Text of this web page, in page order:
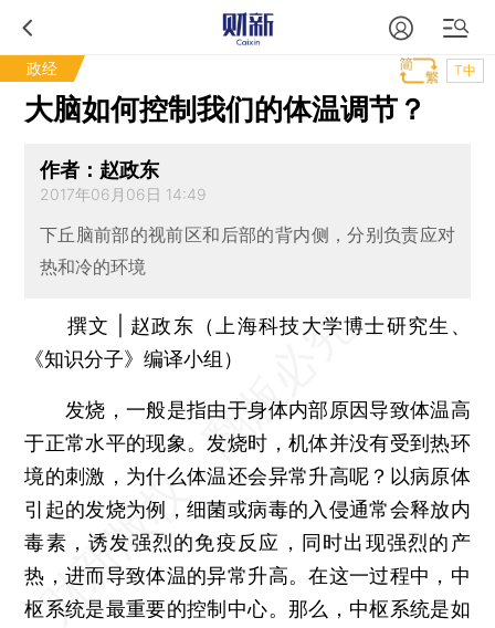
政经 T中
大脑如何控制我们的体温调节？
作者：赵政东
2017年06月06日 14:49
下丘脑前部的视前区和后部的背内侧，分别负责应对
热和冷的环境
撰文 | 赵政东（上海科技大学博士研究生、
《知识分子》编译小组）
发烧，一般是指由于身体内部原因导致体温高
于正常水平的现象。发烧时，机体并没有受到热环
境的刺激，为什么体温还会异常升高呢？以病原体
引起的发烧为例，细菌或病毒的入侵通常会释放内
毒素，诱发强烈的免疫反应，同时出现强烈的产
热，进而导致体温的异常升高。在这一过程中，中
枢系统是最重要的控制中心。那么，中枢系统是如